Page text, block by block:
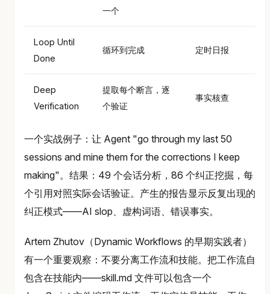
一个
Loop Until
Done
循环到完成 定时日报
Deep
Verification
提取每个断言，逐
个验证
事实核查
一个实战例子：让 Agent "go through my last 50
sessions and mine them for the corrections I keep
making"。结果：49 个会话分析，86 个纠正挖掘，每
个引用对照实际会话验证。产生的报告显示反复出现的
纠正模式——AI slop、虚构词语、错误事实。
Artem Zhutov（Dynamic Workflows 的早期实践者）
有一个重要观察：不要分离工作流和技能。把工作流自
包含在技能内——skill.md 文件可以包含一个